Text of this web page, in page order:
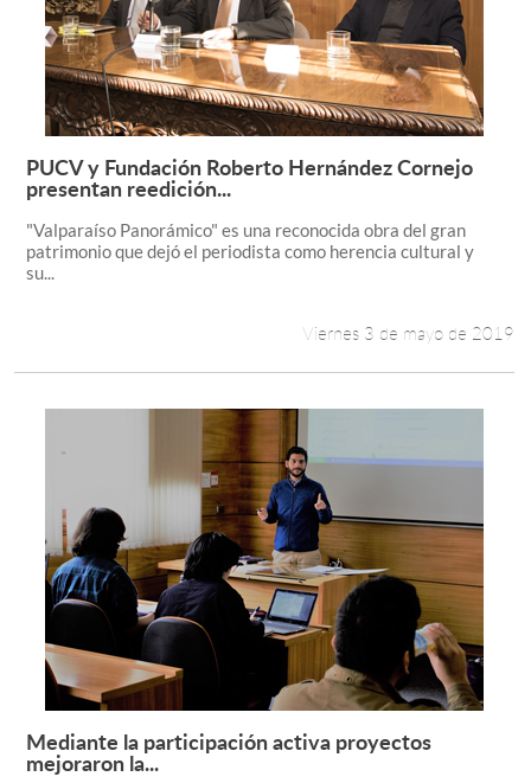
Leer más +
PUCV y Fundación Roberto Hernández Cornejo
presentan reedición...
"Valparaíso Panorámico" es una reconocida obra del gran
patrimonio que dejó el periodista como herencia cultural y
su...
Viernes 3 de mayo de 2019
Leer más +
Mediante la participación activa proyectos
mejoraron la...